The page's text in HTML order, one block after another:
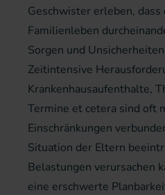
Geschwister erleben, dass
Familienleben
Sorgen und
Zeitintensive
Krankenhausaufenthalte,
Termine et cetera sind oft
Einschränkungen
Situation der Eltern
Belastungen verursachen
eine erschwerte